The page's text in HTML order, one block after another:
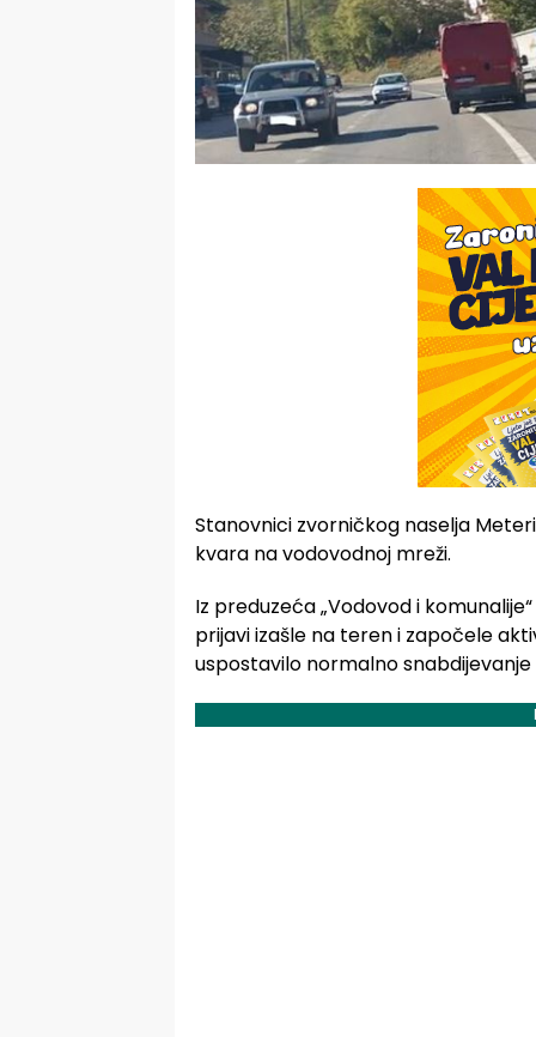
Stanovnici zvorničkog naselja
kvara na vodovodnoj mreži.
Iz preduzeća „Vodovod i
prijavi izašle na teren i započele
uspostavilo normalno